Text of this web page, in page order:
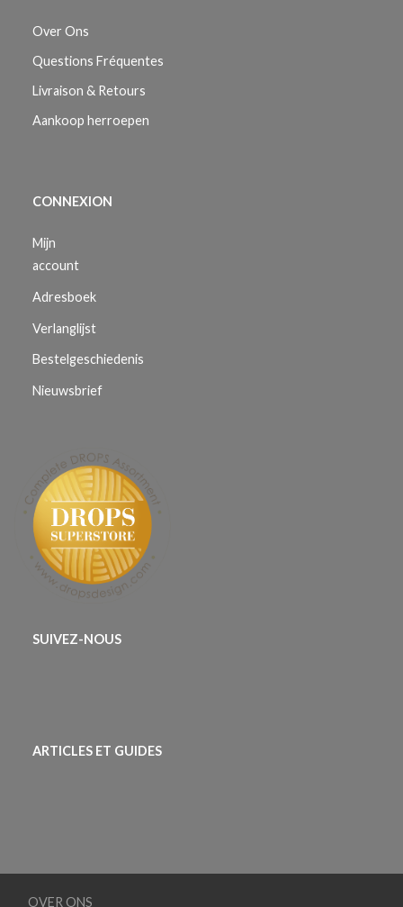
Over Ons
Questions Fréquentes
Livraison & Retours
Aankoop herroepen
CONNEXION
Mijn
account
Adresboek
Verlanglijst
Bestelgeschiedenis
Nieuwsbrief
SUIVEZ-NOUS
ARTICLES ET GUIDES
OVER ONS